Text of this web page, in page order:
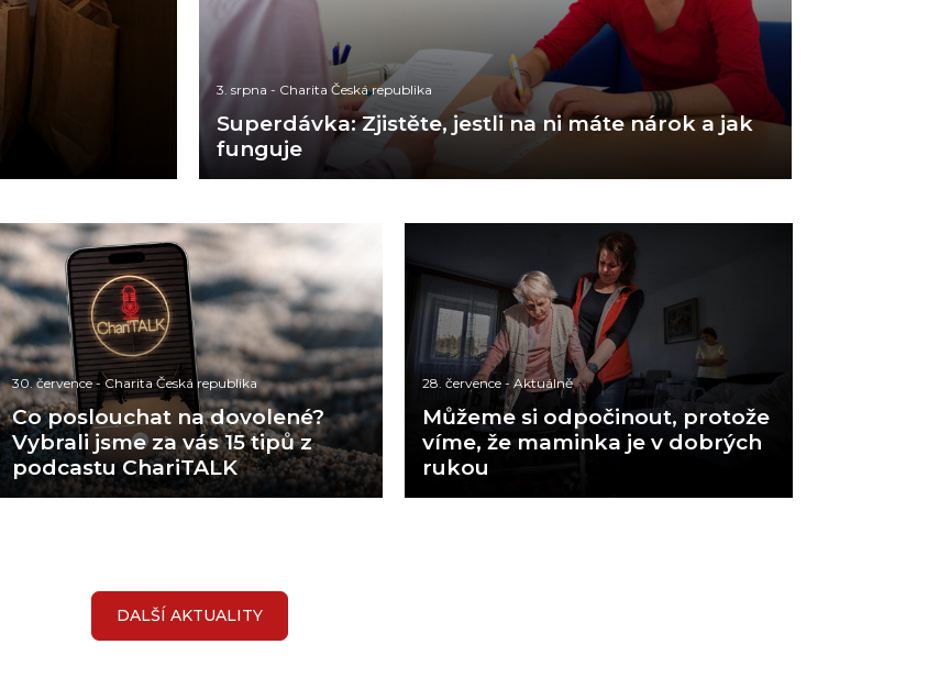
3. srpna - Charita Česká republika
Superdávka: Zjistěte, jestli na ni máte nárok a jak
funguje
30. července- Charita Česká republika
Co poslouchat na dovolené?
Vybrali jsme za vás 15 tipů z
podcastu ChariTALK
28. července-Aktuálně
Můžeme si odpočinout, protože
víme, že maminka je v dobrých
rukou
DALŠÍ AKTUALITY